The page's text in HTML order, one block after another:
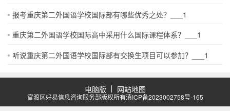
报考重庆第二外国语学校国际部有哪些优秀之处？___1
重庆第二外国语学校国际高中采用什么国际课程体系？___1
听说重庆第二外国语学校国际部有交换生项目可以参加？___1
电脑版 网站地图
官渡区好易信息咨询服务部版权所有滇ICP备2023002758号-165